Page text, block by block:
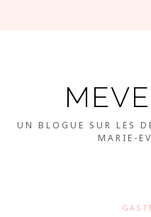
UN BLOGUE SUR LES
MARIE-